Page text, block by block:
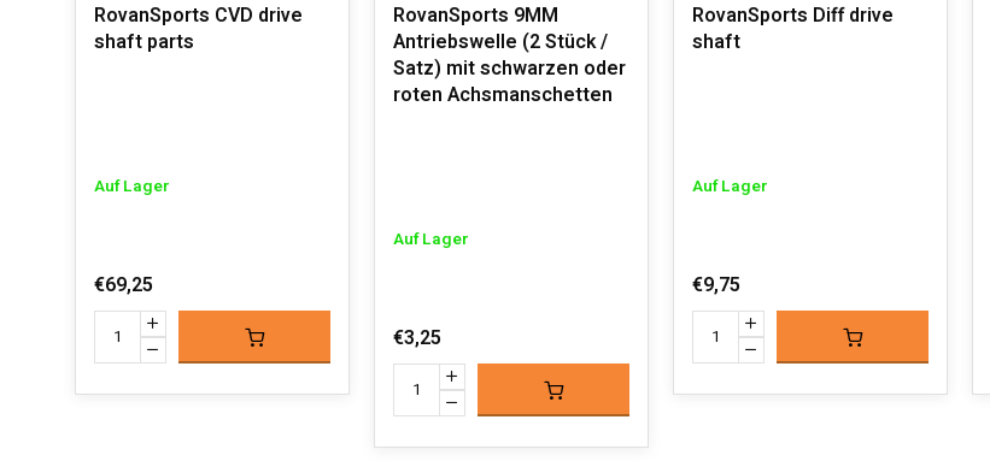
RovanSports CVD drive
shaft parts
Auf Lager
€69,25
RovanSports 9MM
Antriebswelle (2 Stück /
Satz) mit schwarzen oder
roten Achsmanschetten
Auf Lager
€3,25
RovanSports Diff drive
shaft
Auf Lager
€9,75